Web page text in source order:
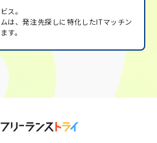
ス。
は、発注先探しに特化したITマッチン
す。